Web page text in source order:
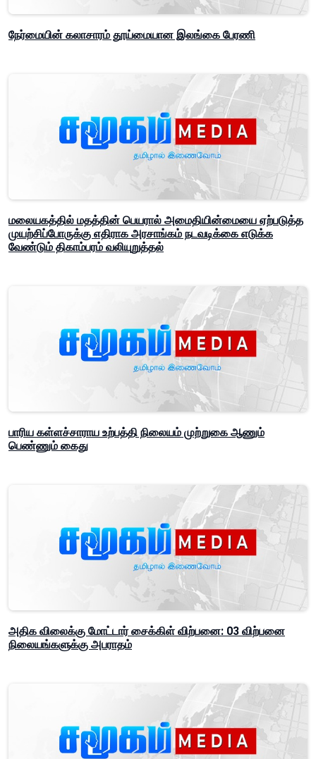
நேர்மையின் கலாசாரம் தூய்மையான இலங்கை பேரணி
மலையகத்தில் மதத்தின் பெயரால் அமைதியின்மையை ஏற்படுத்த
முயற்சிப்போருக்கு எதிராக அரசாங்கம் நடவடிக்கை எடுக்க
வேண்டும் திகாம்பரம் வலியுறுத்தல்
பாரிய கள்ளச்சாராய உற்பத்தி நிலையம் முற்றுகை ஆணும்
பெண்ணும் கைது
அதிக விலைக்கு மோட்டார் சைக்கிள் விற்பனை: 03 விற்பனை
நிலையங்களுக்கு அபராதம்